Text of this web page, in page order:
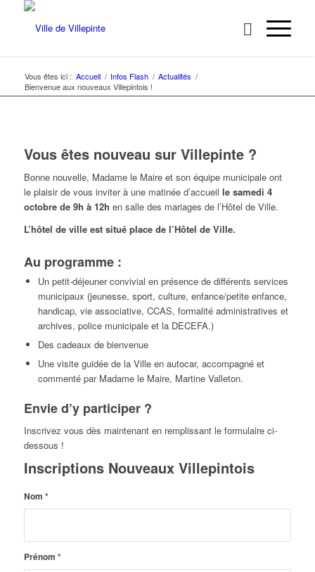
Vous êtes ici : Accueil / Infos Flash / Actualités /
Bienvenue aux nouveaux Villepintois !
Vous êtes nouveau sur Villepinte ?
Bonne nouvelle, Madame le Maire et son équipe municipale ont
le plaisir de vous inviter à une matinée d’accueil le samedi 4
octobre de 9h à 12h en salle des mariages de l’Hôtel de Ville.
L’hôtel de ville est situé place de l’Hôtel de Ville.
Au programme :
Un petit-déjeuner convivial en présence de différents services
municipaux (jeunesse, sport, culture, enfance/petite enfance,
handicap, vie associative, CCAS, formalité administratives et
archives, police municipale et la DECEFA.)
Des cadeaux de bienvenue
Une visite guidée de la Ville en autocar, accompagné et
commenté par Madame le Maire, Martine Valleton.
Envie d’y participer ?
Inscrivez vous dès maintenant en remplissant le formulaire ci-
dessous !
Inscriptions Nouveaux Villepintois
Nom *
Prénom *